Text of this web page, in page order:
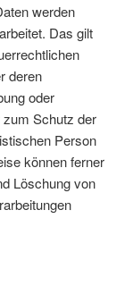
werden
Das gilt
deren
oder
zum Schutz der
Person
können ferner
Löschung von